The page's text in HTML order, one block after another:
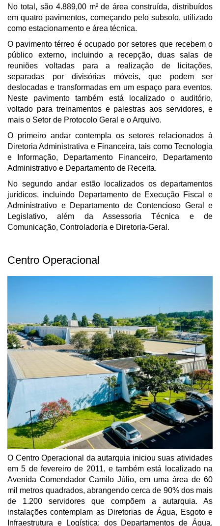
No total, são 4.889,00 m² de área construída, distribuídos
em quatro pavimentos, começando pelo subsolo, utilizado
como estacionamento e área técnica.
O pavimento térreo é ocupado por setores que recebem o
público externo, incluindo a recepção, duas salas de
reuniões voltadas para a realização de licitações,
separadas por divisórias móveis, que podem ser
deslocadas e transformadas em um espaço para eventos.
Neste pavimento também está localizado o auditório,
voltado para treinamentos e palestras aos servidores, e
mais o Setor de Protocolo Geral e o Arquivo.
O primeiro andar contempla os setores relacionados à
Diretoria Administrativa e Financeira, tais como Tecnologia
e Informação, Departamento Financeiro, Departamento
Administrativo e Departamento de Receita.
No segundo andar estão localizados os departamentos
jurídicos, incluindo Departamento de Execução Fiscal e
Administrativo e Departamento de Contencioso Geral e
Legislativo, além da Assessoria Técnica e de
Comunicação, Controladoria e Diretoria-Geral.
Centro Operacional
O Centro Operacional da autarquia iniciou suas atividades
em 5 de fevereiro de 2011, e também está localizado na
Avenida Comendador Camilo Júlio, em uma área de 60
mil metros quadrados, abrangendo cerca de 90% dos mais
de 1.200 servidores que compõem a autarquia. As
instalações contemplam as Diretorias de Água, Esgoto e
Infraestrutura e Logística; dos Departamentos de Água,